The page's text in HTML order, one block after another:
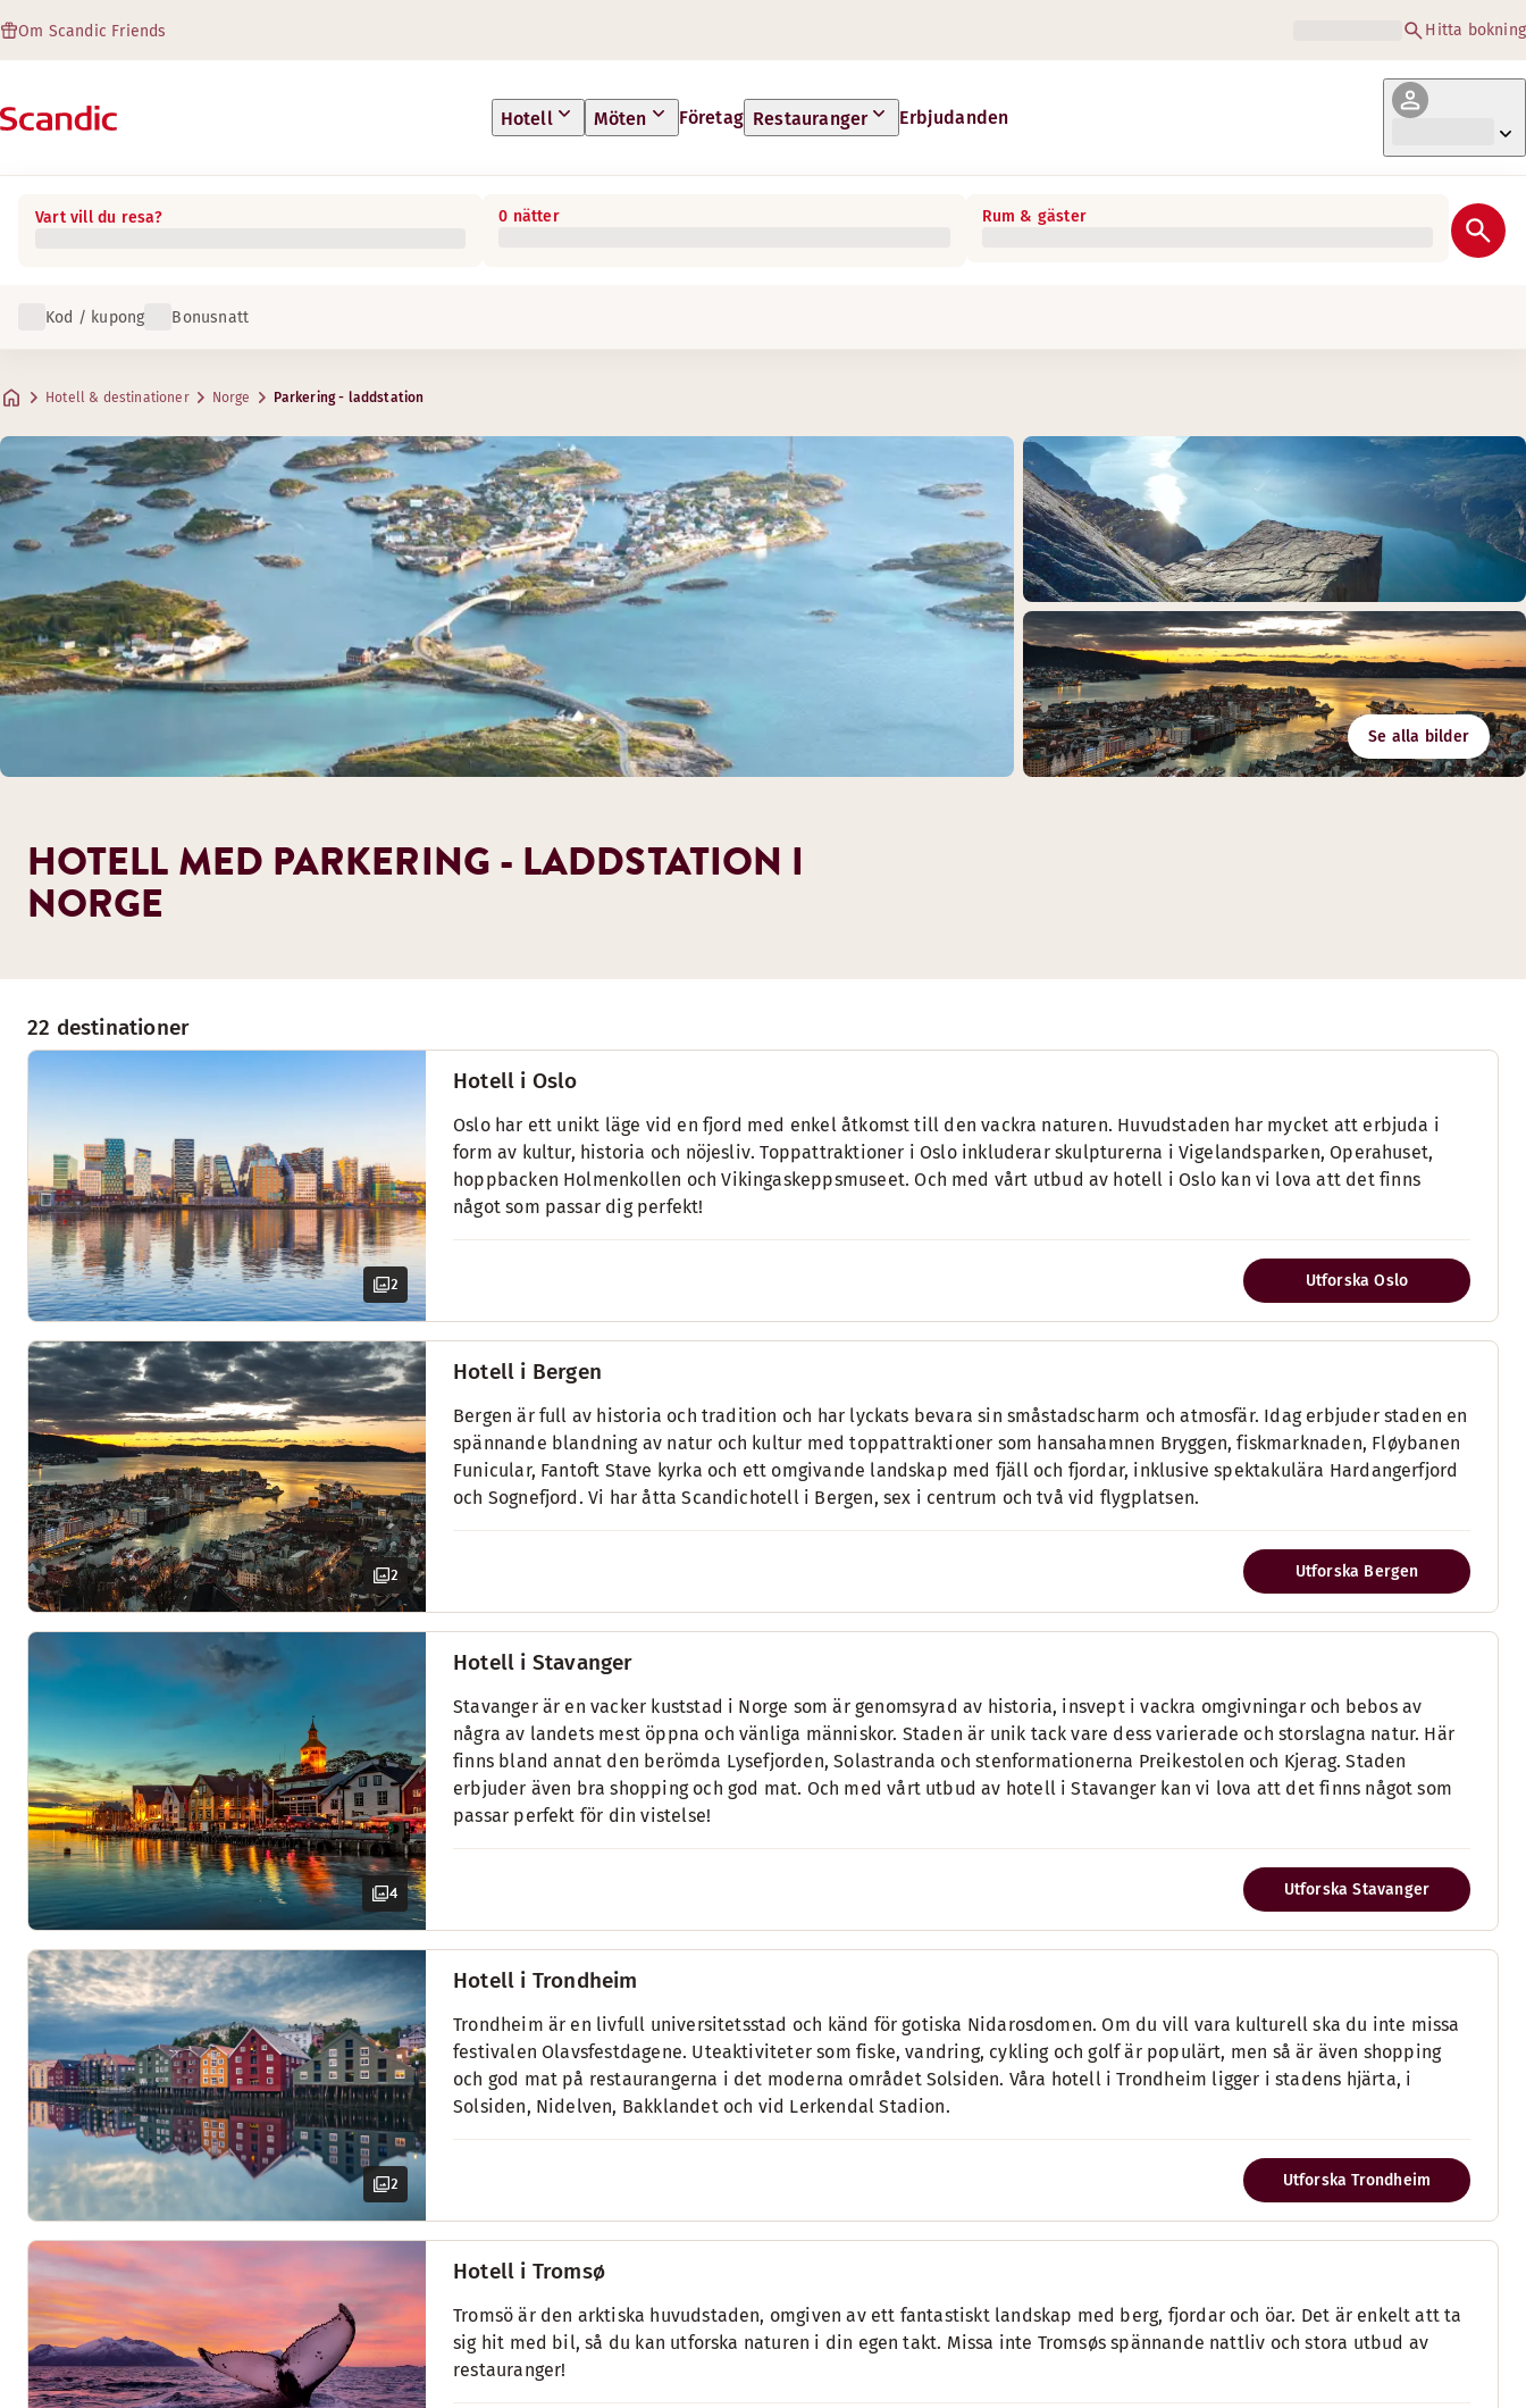
Om Scandic Friends Hitta bokning
Hotell Möten Företag Restauranger Erbjudanden
Vart vill du resa? 0 nätter Rum & gäster
Kod / kupong Bonusnatt
Hotell & destinationer Norge Parkering - laddstation
Se alla bilder
22 destinationer
2
Hotell i Oslo
Oslo har ett unikt läge vid en fjord med enkel åtkomst till den vackra naturen. Huvudstaden har mycket att erbjuda i
form av kultur, historia och nöjesliv. Toppattraktioner i Oslo inkluderar skulpturerna i Vigelandsparken, Operahuset,
hoppbacken Holmenkollen och Vikingaskeppsmuseet. Och med vårt utbud av hotell i Oslo kan vi lova att det finns
något som passar dig perfekt!
Utforska Oslo
2
Hotell i Bergen
Bergen är full av historia och tradition och har lyckats bevara sin småstadscharm och atmosfär. Idag erbjuder staden en
spännande blandning av natur och kultur med toppattraktioner som hansahamnen Bryggen, fiskmarknaden, Fløybanen
Funicular, Fantoft Stave kyrka och ett omgivande landskap med fjäll och fjordar, inklusive spektakulära Hardangerfjord
och Sognefjord. Vi har åtta Scandichotell i Bergen, sex i centrum och två vid flygplatsen.
Utforska Bergen
4
Hotell i Stavanger
Stavanger är en vacker kuststad i Norge som är genomsyrad av historia, insvept i vackra omgivningar och bebos av
några av landets mest öppna och vänliga människor. Staden är unik tack vare dess varierade och storslagna natur. Här
finns bland annat den berömda Lysefjorden, Solastranda och stenformationerna Preikestolen och Kjerag. Staden
erbjuder även bra shopping och god mat. Och med vårt utbud av hotell i Stavanger kan vi lova att det finns något som
passar perfekt för din vistelse!
Utforska Stavanger
2
Hotell i Trondheim
Trondheim är en livfull universitetsstad och känd för gotiska Nidarosdomen. Om du vill vara kulturell ska du inte missa
festivalen Olavsfestdagene. Uteaktiviteter som fiske, vandring, cykling och golf är populärt, men så är även shopping
och god mat på restaurangerna i det moderna området Solsiden. Våra hotell i Trondheim ligger i stadens hjärta, i
Solsiden, Nidelven, Bakklandet och vid Lerkendal Stadion.
Utforska Trondheim
Hotell i Tromsø
Tromsö är den arktiska huvudstaden, omgiven av ett fantastiskt landskap med berg, fjordar och öar. Det är enkelt att ta
sig hit med bil, så du kan utforska naturen i din egen takt. Missa inte Tromsøs spännande nattliv och stora utbud av
restauranger!
HOTELL MED PARKERING - LADDSTATION I
NORGE